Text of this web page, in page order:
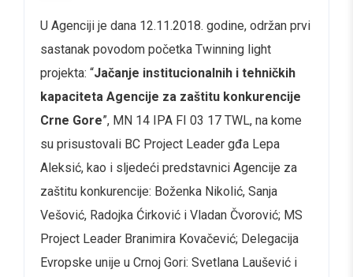
U Agenciji je dana 12.11.2018. godine, održan prvi
sastanak povodom početka Twinning light
projekta: “Jačanje institucionalnih i tehničkih
kapaciteta Agencije za zaštitu konkurencije
Crne Gore”, MN 14 IPA FI 03 17 TWL, na kome
su prisustovali BC Project Leader gđa Lepa
Aleksić, kao i sljedeći predstavnici Agencije za
zaštitu konkurencije: Boženka Nikolić, Sanja
Vešović, Radojka Ćirković i Vladan Čvorović; MS
Project Leader Branimira Kovačević; Delegacija
Evropske unije u Crnoj Gori: Svetlana Laušević i